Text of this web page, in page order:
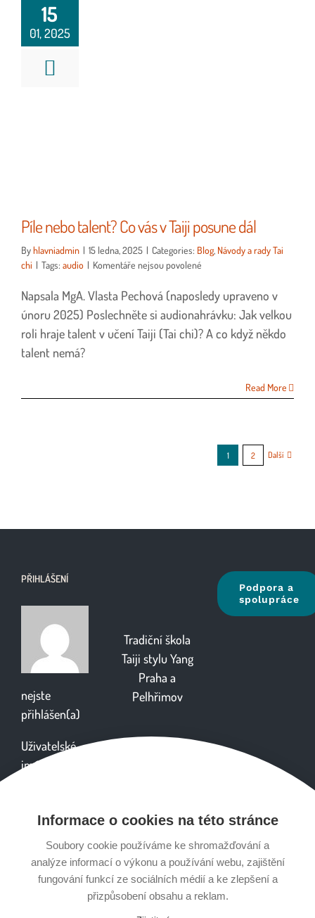
15
01, 2025
Píle nebo talent? Co vás v Taiji posune dál
Byhlavniadmin | 15 ledna, 2025 | Categories: Blog, Návody a rady Tai
chi | Tags: audio | Komentáře nejsou povolenéu
s
názvem
Píle
nebo
v
Napsala MgA. Vlasta Pechová (naposledy upraveno v
únoru 2025) Poslechněte si audionahrávku: Jak velkou
roli hraje talent v učení Taiji (Tai chi)? A co když někdo
talent nemá?
Read More
1 2 Další
PŘIHLÁŠENÍ
nejste
přihlášen(a)
Uživatelské
jméno
Heslo
Tradiční škola
Taiji stylu Yang
Praha a
Pelhřimov
Podpora a
spolupráce
Informace o cookies na této stránce
Soubory cookie používáme ke shromažďování a
analýze informací o výkonu a používání webu, zajištění
fungování funkcí ze sociálních médií a ke zlepšení a
přizpůsobení obsahu a reklam.